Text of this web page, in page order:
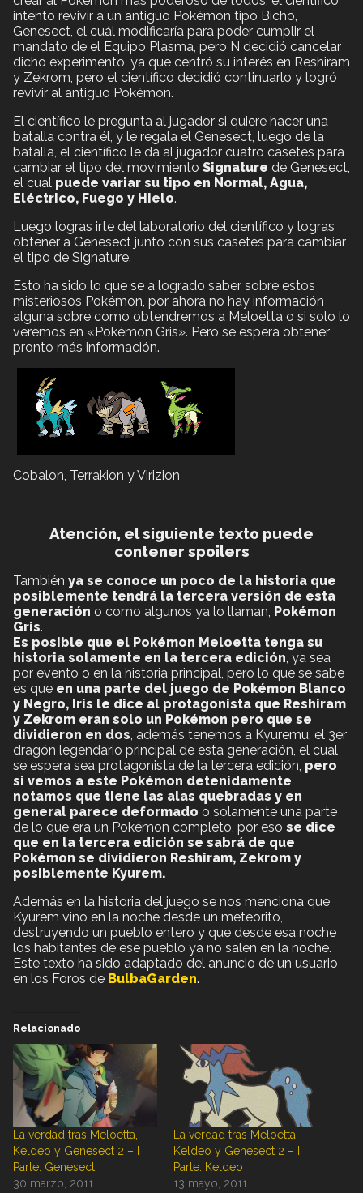
intento revivir a un antiguo Pokémon tipo Bicho,
Genesect, el cuál modificaría para poder cumplir el
mandato de el Equipo Plasma, pero N decidió cancelar
dicho experimento, ya que centró su interés en Reshiram
y Zekrom, pero el científico decidió continuarlo y logró
revivir al antiguo Pokémon.
El científico le pregunta al jugador si quiere hacer una
batalla contra él, y le regala el Genesect, luego de la
batalla, el científico le da al jugador cuatro casetes para
cambiar el tipo del movimiento Signature de Genesect,
el cual puede variar su tipo en Normal, Agua,
Eléctrico, Fuego y Hielo.
Luego logras irte del laboratorio del científico y logras
obtener a Genesect junto con sus casetes para cambiar
el tipo de Signature.
Esto ha sido lo que se a logrado saber sobre estos
misteriosos Pokémon, por ahora no hay información
alguna sobre como obtendremos a Meloetta o si solo lo
veremos en «Pokémon Gris». Pero se espera obtener
pronto más información.
Cobalon, Terrakion y Virizion
Atención, el siguiente texto puede
contener spoilers
También ya se conoce un poco de la historia que
posiblemente tendrá la tercera versión de esta
generación o como algunos ya lo llaman, Pokémon
Gris.
Es posible que el Pokémon Meloetta tenga su
historia solamente en la tercera edición , ya sea
por evento o en la historia principal, pero lo que se sabe
es que en una parte del juego de Pokémon Blanco
y Negro, Iris le dice al protagonista que Reshiram
y Zekrom eran solo un Pokémon pero que se
dividieron en dos , además tenemos a Kyuremu, el 3er
dragón legendario principal de esta generación, el cual
se espera sea protagonista de la tercera edición, pero
si vemos a este Pokémon detenidamente
notamos que tiene las alas quebradas y en
general parece deformado o solamente una parte
de lo que era un Pokémon completo, por eso se dice
que en la tercera edición se sabrá de que
Pokémon se dividieron Reshiram, Zekrom y
posiblemente Kyurem.
Además en la historia del juego se nos menciona que
Kyurem vino en la noche desde un meteorito,
destruyendo un pueblo entero y que desde esa noche
los habitantes de ese pueblo ya no salen en la noche.
Este texto ha sido adaptado del anuncio de un usuario
en los Foros de BulbaGarden.
Relacionado
La verdad tras Meloetta,
Keldeo y Genesect 2 – I
Parte: Genesect
30 marzo, 2011
La verdad tras Meloetta,
Keldeo y Genesect 2 – II
Parte: Keldeo
13 mayo, 2011